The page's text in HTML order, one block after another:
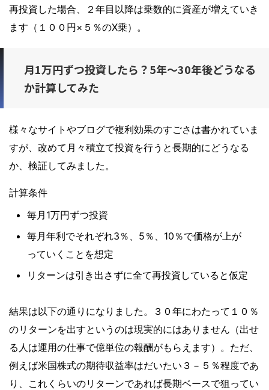
再投資した場合、
２年目以降は乗数的に資産が増えていき
ます （１００円×５％のX乗）。
月1万円ずつ投資したら？5年～30年後どうなる
か計算してみた
様々なサイトやブログで複利効果のすごさは書かれていま
すが、改めて月々積立て投資を行うと長期的にどうなる
か、検証してみました。
計算条件
毎月1万円ずつ投資
毎月年利でそれぞれ3％、5％、10％で価格が上が
っていくことを想定
リターンは引き出さずに全て再投資していると仮定
結果は以下の通りになりました。３０年にわたって１０％
のリターンを出すというのは現実的にはありません（出せ
る人は運用の仕事で億単位の報酬がもらえます）。ただ、
例えば米国株式の期待収益率はだいたい３－５％程度であ
り、これくらいのリターンであれば長期ベースで狙ってい